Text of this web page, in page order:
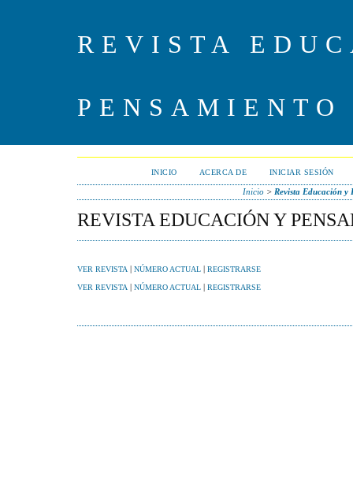
REVISTA
PENSAMIENTO
INICIO ACERCA DE INICIAR SESIÓN
Inicio > Revista Educación y
REVISTA EDUCACIÓN Y
VER REVISTA | NÚMERO ACTUAL | REGISTRARSE
VER REVISTA | NÚMERO ACTUAL | REGISTRARSE